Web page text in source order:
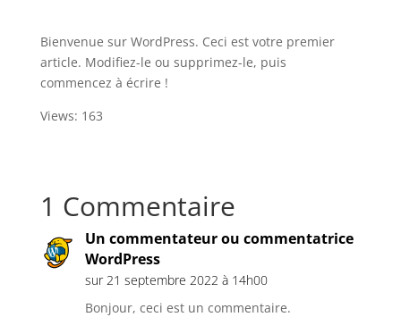
Bienvenue sur WordPress. Ceci est votre premier
article. Modifiez-le ou supprimez-le, puis
commencez à écrire !
Views: 163
1 Commentaire
Un commentateur ou commentatrice
WordPress
sur 21 septembre 2022 à 14h00
Bonjour, ceci est un commentaire.